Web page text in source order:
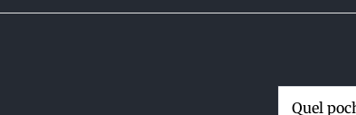
Rechercher: